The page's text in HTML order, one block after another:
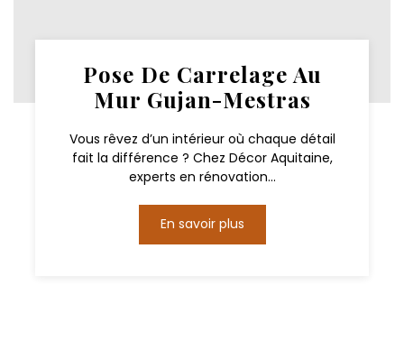
Pose De Carrelage Au
Mur Gujan-Mestras
Vous rêvez d’un intérieur où chaque détail
fait la différence ? Chez Décor Aquitaine,
experts en rénovation...
En savoir plus